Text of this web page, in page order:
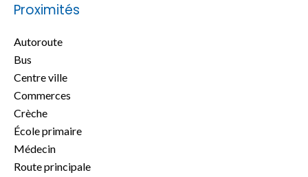
Proximités
Autoroute
Bus
Centre ville
Commerces
Crèche
École primaire
Médecin
Route principale